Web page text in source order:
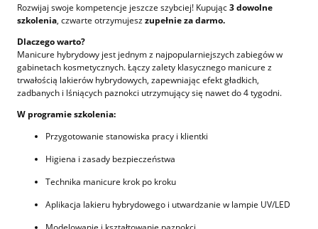
Rozwijaj swoje kompetencje jeszcze szybciej! Kupując3 dowolne
szkolenia, czwarte otrzymujeszzupełnie za darmo.
Dlaczego warto?
Manicure hybrydowy jest jednym z najpopularniejszych zabiegów w
gabinetach kosmetycznych. Łączy zalety klasycznego manicure z
trwałością lakierów hybrydowych, zapewniając efekt gładkich,
zadbanych i lśniących paznokci utrzymujący się nawet do 4 tygodni.
W programie szkolenia:
Przygotowanie stanowiska pracy i klientki
Higiena i zasady bezpieczeństwa
Technika manicure krok po kroku
Aplikacja lakieru hybrydowego i utwardzanie w lampie UV/LED